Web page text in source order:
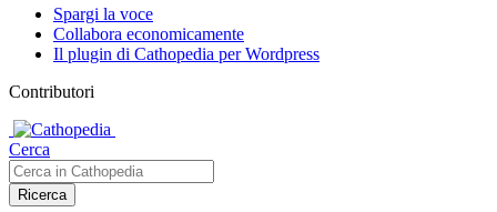
Spargi la voce
Collabora economicamente
Il plugin di Cathopedia per Wordpress
Contributori
Cerca
Ricerca